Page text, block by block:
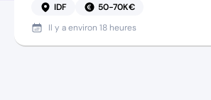
IDF
50-70K€
Il y aenviron 18 heures